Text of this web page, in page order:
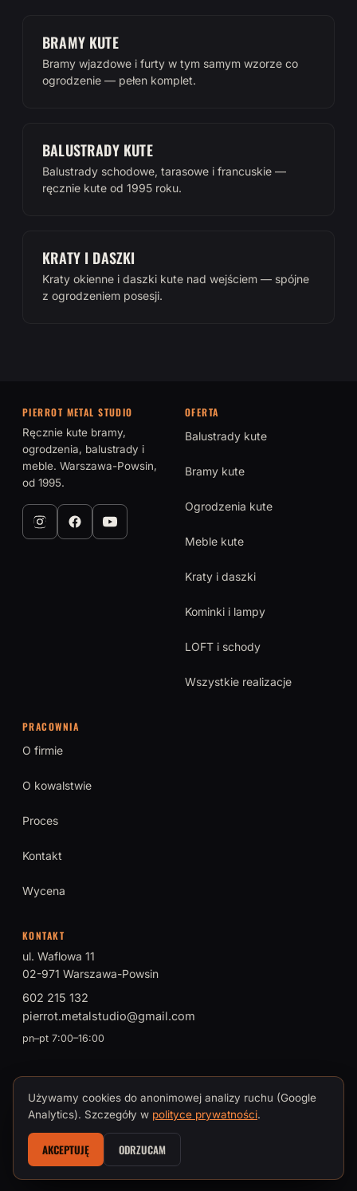
BRAMY KUTE
Bramy wjazdowe i furty w tym samym wzorze co
ogrodzenie — pełen komplet.
BALUSTRADY KUTE
Balustrady schodowe, tarasowe i francuskie —
ręcznie kute od 1995 roku.
KRATY I DASZKI
Kraty okienne i daszki kute nad wejściem — spójne
z ogrodzeniem posesji.
PIERROT METAL STUDIO
Ręcznie kute bramy,
ogrodzenia, balustrady i
meble. Warszawa-Powsin,
od 1995.
OFERTA
Balustrady kute
Bramy kute
Ogrodzenia kute
Meble kute
Kraty i daszki
Kominki i lampy
LOFT i schody
Wszystkie realizacje
PRACOWNIA
O firmie
O kowalstwie
Proces
Kontakt
Wycena
KONTAKT
ul. Waflowa 11
02-971 Warszawa-Powsin
602 215 132
pierrot.metalstudio@gmail.com
pn–pt 7:00–16:00
© 2026 PIERROT Metal Studio · Tomasz Brokman, Mistrz Sztuki
Polityka prywatności i cookies
Używamy cookies do anonimowej analizy ruchu (Google
Analytics). Szczegóły w polityce prywatności.
AKCEPTUJĘ ODRZUCAM